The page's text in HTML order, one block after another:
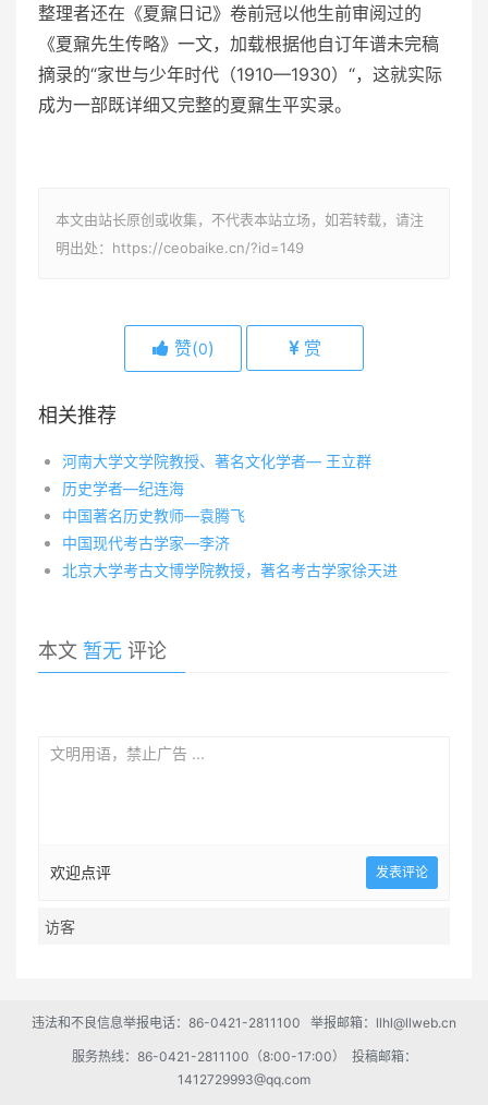
整理者还在《夏鼐日记》卷前冠以他生前审阅过的
《夏鼐先生传略》一文，加载根据他自订年谱未完稿
摘录的“家世与少年时代（1910—1930）“，这就实际
成为一部既详细又完整的夏鼐生平实录。
本文由站长原创或收集，不代表本站立场，如若转载，请注
明出处：https://ceobaike.cn/?id=149
赞(0) 赏
相关推荐
河南大学文学院教授、著名文化学者— 王立群
历史学者—纪连海
中国著名历史教师—袁腾飞
中国现代考古学家—李济
北京大学考古文博学院教授，著名考古学家徐天进
本文 暂无 评论
欢迎点评
违法和不良信息举报电话：86-0421-2811100 举报邮箱：llhl@llweb.cn
服务热线：86-0421-2811100（8:00-17:00） 投稿邮箱：
1412729993@qq.com